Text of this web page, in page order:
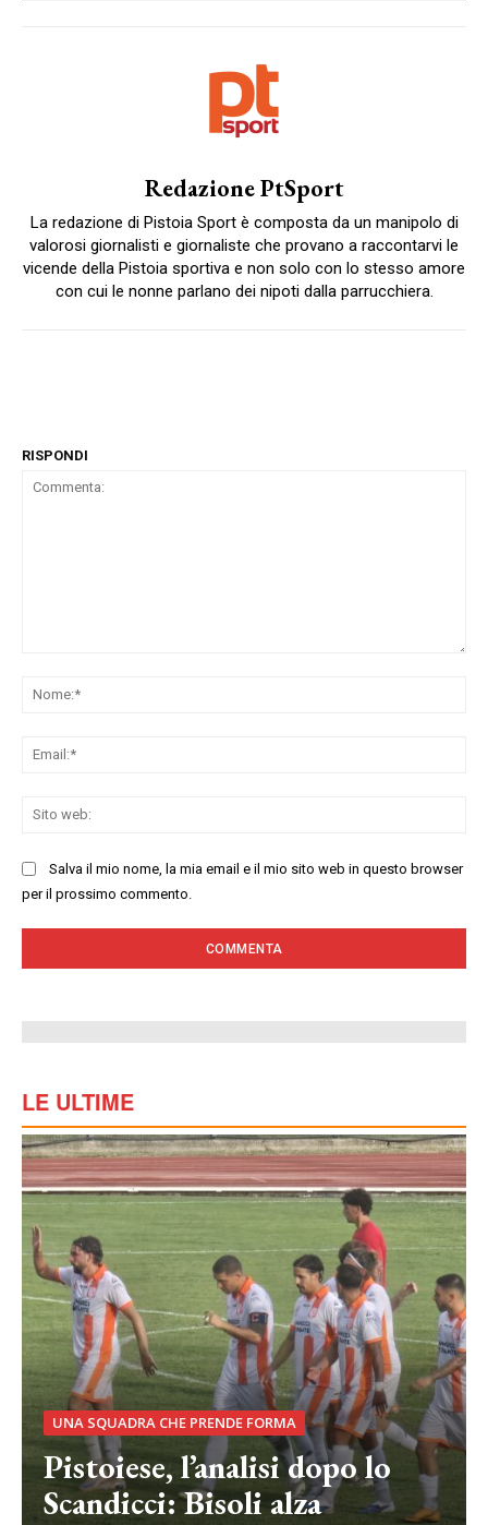
Redazione PtSport
La redazione di Pistoia Sport è composta da un manipolo di
valorosi giornalisti e giornaliste che provano a raccontarvi le
vicende della Pistoia sportiva e non solo con lo stesso amore
con cui le nonne parlano dei nipoti dalla parrucchiera.
RISPONDI
Salva il mio nome, la mia email e il mio sito web in questo browser
per il prossimo commento.
LE ULTIME
UNA SQUADRA CHE PRENDE FORMA
Pistoiese, l’analisi dopo lo
Scandicci: Bisoli alza